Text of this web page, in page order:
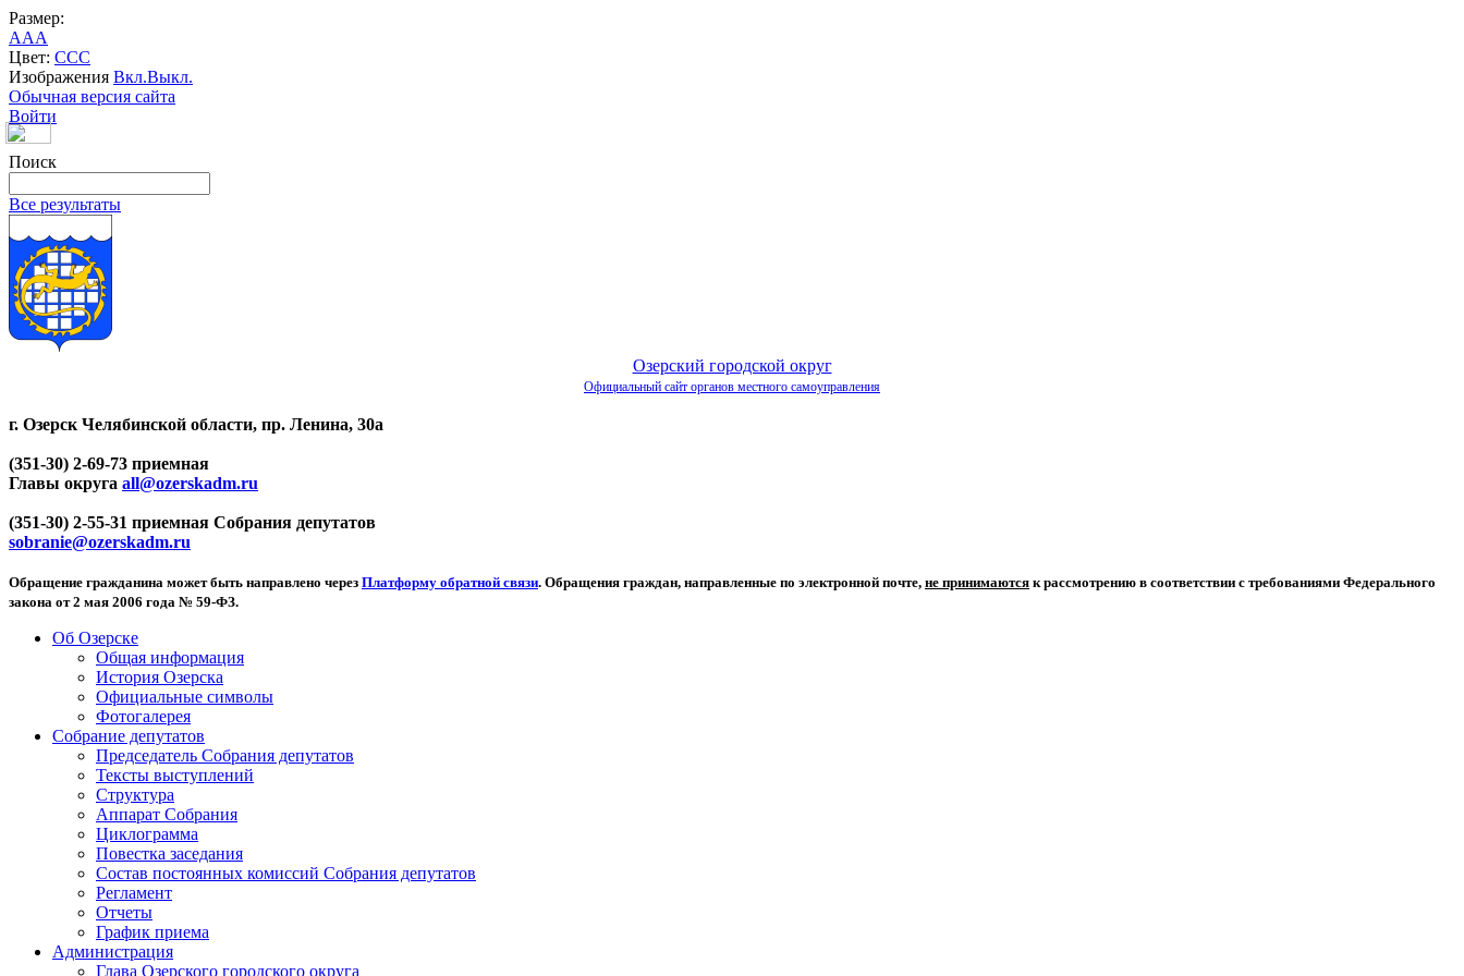
Размер:
AAA
Цвет: CCC
Изображения Вкл.Выкл.
Обычная версия сайта
Войти
Поиск
Все результаты
Озерский городской округ
Официальный сайт органов местного самоуправления
г. Озерск Челябинской области, пр. Ленина, 30а
(351-30) 2-69-73 приемная
Главы округа all@ozerskadm.ru
(351-30) 2-55-31 приемная Собрания депутатов
sobranie@ozerskadm.ru
Обращение гражданина может быть направлено через Платформу обратной связи. Обращения граждан, направленные по электронной почте, не принимаются к рассмотрению в соответствии с требованиями Федерального
закона от 2 мая 2006 года № 59-ФЗ.
Об Озерске
Общая информация
История Озерска
Официальные символы
Фотогалерея
Собрание депутатов
Председатель Собрания депутатов
Тексты выступлений
Структура
Аппарат Собрания
Циклограмма
Повестка заседания
Состав постоянных комиссий Собрания депутатов
Регламент
Отчеты
График приема
Администрация
Глава Озерского городского округа